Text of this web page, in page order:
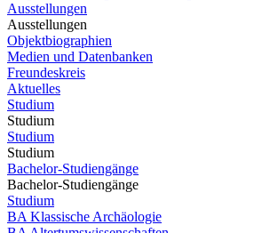
Ausstellungen
Ausstellungen
Objektbiographien
Medien und Datenbanken
Freundeskreis
Aktuelles
Studium
Studium
Studium
Studium
Bachelor-Studiengänge
Bachelor-Studiengänge
Studium
BA Klassische Archäologie